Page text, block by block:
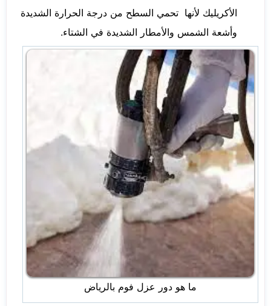
الأكريليك لأنها تحمي السطح من درجة الحرارة الشديدة
وأشعة الشمس والأمطار الشديدة في الشتاء.
ما هو دور عزل فوم بالرياض